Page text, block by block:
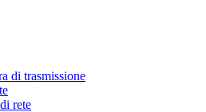
di trasmissione
rete